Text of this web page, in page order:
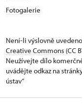
Fotogalerie
Není-li výslovně
Creative Commons (CC
Neužívejte dílo
uvádějte odkaz na
ústav“